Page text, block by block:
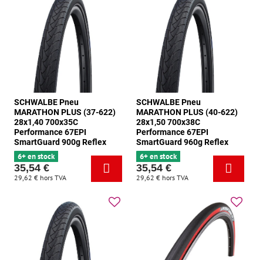
SCHWALBE Pneu
MARATHON PLUS (37-622)
28x1,40 700x35C
Performance 67EPI
SmartGuard 900g Reflex
6+ en stock
35,54 €
29,62 € hors TVA
SCHWALBE Pneu
MARATHON PLUS (40-622)
28x1,50 700x38C
Performance 67EPI
SmartGuard 960g Reflex
6+ en stock
35,54 €
29,62 € hors TVA